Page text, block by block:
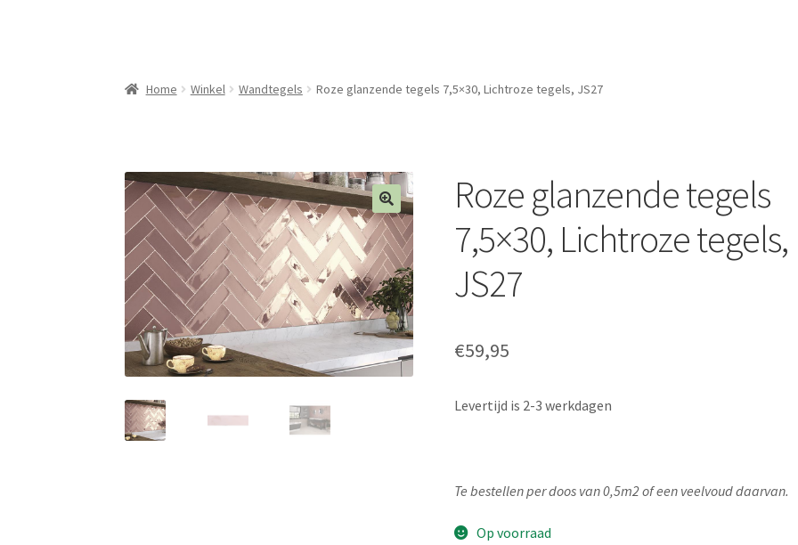
Home Winkel Wandtegels Roze glanzende tegels 7,5×30, Lichtroze tegels, JS27
Roze glanzende tegels
7,5×30, Lichtroze tegels,
JS27
€59,95
Levertijd is 2-3 werkdagen
Te bestellen per doos van 0,5m2 of een veelvoud daarvan.
Op voorraad